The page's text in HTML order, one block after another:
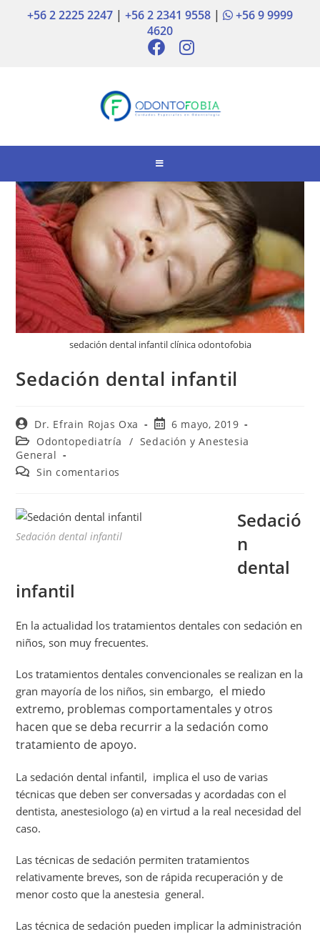
+56 2 2225 2247 | +56 2 2341 9558 |
+56 9 9999
4620
sedación dental infantil clínica odontofobia
Sedación dental infantil
Dr. Efrain Rojas Oxa
6 mayo, 2019
Odontopediatría
/ Sedación y Anestesia
General
Sin comentarios
Sedación dental infantil
Sedació
n
dental
infantil
En la actualidad los tratamientos dentales con sedación en
niños, son muy frecuentes.
Los tratamientos dentales convencionales se realizan en la
gran mayoría de los niños, sin embargo, el miedo
extremo, problemas comportamentales y otros
hacen que se deba recurrir a la sedación como
tratamiento de apoyo.
La sedación dental infantil, implica el uso de varias
técnicas que deben ser conversadas y acordadas con el
dentista, anestesiologo (a) en virtud a la real necesidad del
caso.
Las técnicas de sedación permiten tratamientos
relativamente breves, son de rápida recuperación y de
menor costo que la anestesia general.
Las técnica de sedación pueden implicar la administración